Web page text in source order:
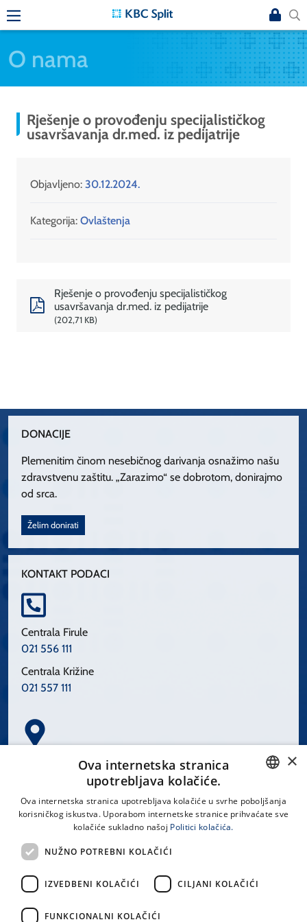
O nama
Rješenje o provođenju specijalističkog
usavršavanja dr.med. iz pedijatrije
Objavljeno: 30.12.2024.
Kategorija: Ovlaštenja
Rješenje o provođenju specijalističkog
usavršavanja dr.med. iz pedijatrije
202,71 KB
DONACIJE
Plemenitim činom nesebičnog darivanja osnažimo našu
zdravstvenu zaštitu. „Zarazimo“ se dobrotom, donirajmo
od srca.
Želim donirati
KONTAKT PODACI
Centrala Firule
021 556 111
Centrala Križine
021 557 111
Spinčićeva 1, 21000 Split
LINKOVI
Uvjeti korištenja
CROATIAN
×
Ova internetska stranica
upotrebljava kolačiće.
Ova internetska stranica upotrebljava kolačiće u svrhe poboljšanja
korisničkog iskustva. Uporabom internetske stranice prihvaćate sve
kolačiće sukladno našoj Politici kolačića.
NUŽNO POTREBNI KOLAČIĆI
IZVEDBENI KOLAČIĆI CILJANI KOLAČIĆI
FUNKCIONALNI KOLAČIĆI